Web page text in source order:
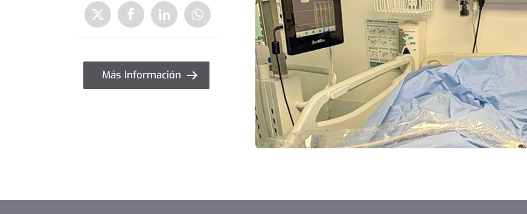
CompartirEnviar
a
Compartir
en
Compartir
en
Compartir
en
WhatsApp
Más Información